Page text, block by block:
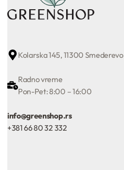
Kolarska 145, 11300 Smederevo
Radno vreme
Pon-Pet: 8:00 – 16:00
info@greenshop.rs
+381 66 80 32 332